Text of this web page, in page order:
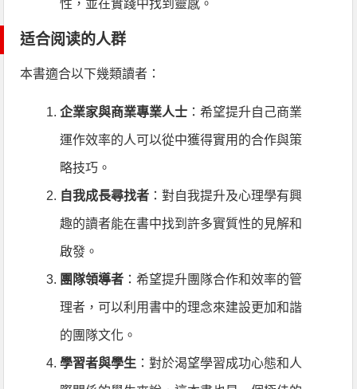
性，並在實踐中找到靈感。
适合阅读的人群
本書適合以下幾類讀者：
企業家與商業專業人士 ：希望提升自己商業
運作效率的人可以從中獲得實用的合作與策
略技巧。
自我成長尋找者 ：對自我提升及心理學有興
趣的讀者能在書中找到許多實質性的見解和
啟發。
團隊領導者 ：希望提升團隊合作和效率的管
理者，可以利用書中的理念來建設更加和諧
的團隊文化。
學習者與學生 ：對於渴望學習成功心態和人